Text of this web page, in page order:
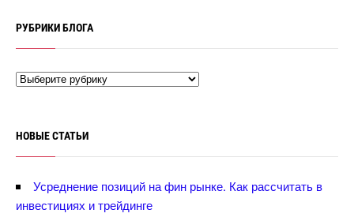
РУБРИКИ БЛОГА
НОВЫЕ СТАТЬИ
Усреднение позиций на фин рынке. Как рассчитать
инвестициях и трейдинге